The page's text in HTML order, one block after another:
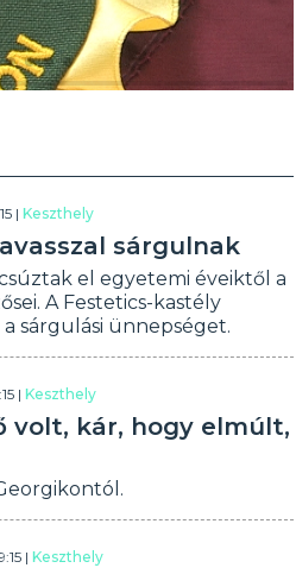
|Keszthely
sárgulnak
el egyetemi éveiktől a
A Festetics-kastély
sárgulási ünnepséget.
|Keszthely
volt, kár, hogy elmúlt,
|Keszthely